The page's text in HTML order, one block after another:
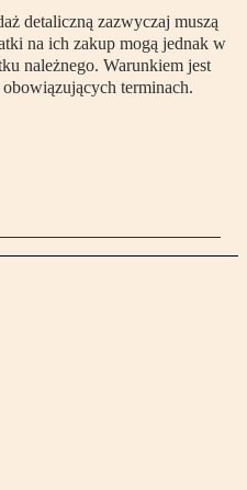
detaliczną zazwyczaj muszą
na ich zakup mogą jednak w
należnego. Warunkiem jest
terminach.